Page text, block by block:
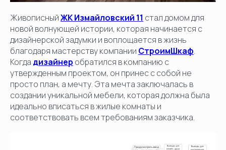
ЖивописныйЖК Измайловский 11 стал домом для
новой волнующей истории, которая начинается с
дизайнерской задумки и воплощается в жизнь
благодаря мастерству компании СтроимШкаф.
Когда дизайнер обратился в компанию с
утвержденным проектом, он принес с собой не
просто план, а мечту. Эта мечта заключалась в
создании уникальной мебели, которая должна была
идеально вписаться в жилые комнаты и
соответствовать всем требованиям заказчика.